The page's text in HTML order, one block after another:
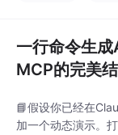
一行命令生
MCP的完美
📘假设你已经在
加一个动态演示。